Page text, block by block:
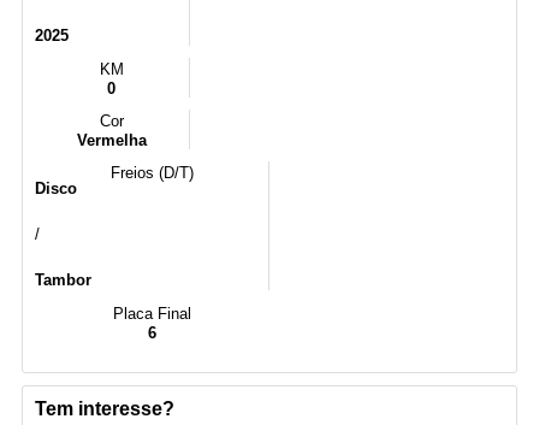
2025
KM
0
Cor
Vermelha
Freios (D/T)
Disco
/
Tambor
Placa Final
6
Tem interesse?